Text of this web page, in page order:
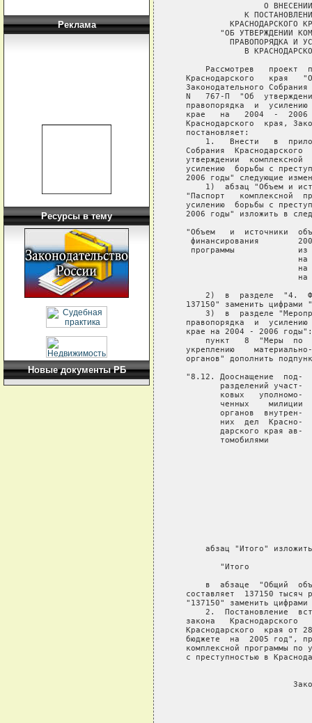
Реклама
Ресурсы в тему
Новые документы РБ
О
К
КРАСНОДАРСКОГО
"ОБ УТВЕРЖДЕНИИ
ПРАВОПОРЯДКА И
В
Рассмотрев   проект
Краснодарского   края
Законодательного
N   767-П  "Об
правопорядка  и
крае   на   2004  -
Краснодарского  края,
   постановляет:
1.   Внести   в
Собрания  Краснодарского
утверждении  комплексной
усилению  борьбы с
2006 годы" следующие
1)  абзац "Объем и
"Паспорт   комплексной
усилению  борьбы с
2006 годы" изложить в
"Объем   и  источники
финансирования
программы
2)  в  разделе  "4.
137150" заменить цифрами
3)  в  разделе
правопорядка  и
   крае на 2004 - 2006 годы":
пункт   8  "Меры  по
укреплению
органов" дополнить
"8.12. Дооснащение  под-
разделений участ-
ковых   уполномо-
ченных    милиции
органов  внутрен-
них  дел  Красно-
дарского края ав-
томобилями
абзац "Итого"
"Итого
в  абзаце  "Общий
составляет  137150 тысяч
"137150" заменить цифрами
2.  Постановление
закона   Краснодарского
Краснодарского  края от
бюджете  на  2005 год",
комплексной программы по
с преступностью в